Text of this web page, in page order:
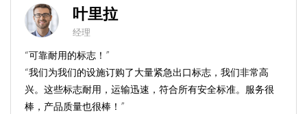
叶里拉
经理
“可靠耐用的标志！”
“我们为我们的设施订购了大量紧急出口标志，我们非常高
兴。这些标志耐用，运输迅速，符合所有安全标准。服务很
棒，产品质量也很棒！”